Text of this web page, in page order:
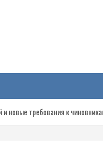
на
в Новороссии,
и новые требования к